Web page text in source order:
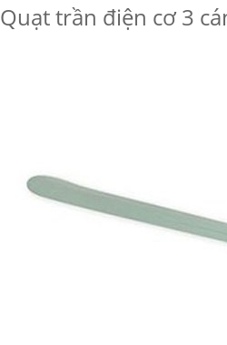
Quạt trần điện cơ 3